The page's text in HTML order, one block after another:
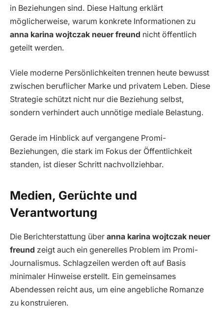
in Beziehungen sind. Diese Haltung erklärt
möglicherweise, warum konkrete Informationen zu
anna karina wojtczak neuer freund nicht öffentlich
geteilt werden.
Viele moderne Persönlichkeiten trennen heute bewusst
zwischen beruflicher Marke und privatem Leben. Diese
Strategie schützt nicht nur die Beziehung selbst,
sondern verhindert auch unnötige mediale Belastung.
Gerade im Hinblick auf vergangene Promi-
Beziehungen, die stark im Fokus der Öffentlichkeit
standen, ist dieser Schritt nachvollziehbar.
Medien, Gerüchte und
Verantwortung
Die Berichterstattung über anna karina wojtczak neuer
freund zeigt auch ein generelles Problem im Promi-
Journalismus. Schlagzeilen werden oft auf Basis
minimaler Hinweise erstellt. Ein gemeinsames
Abendessen reicht aus, um eine angebliche Romanze
zu konstruieren.